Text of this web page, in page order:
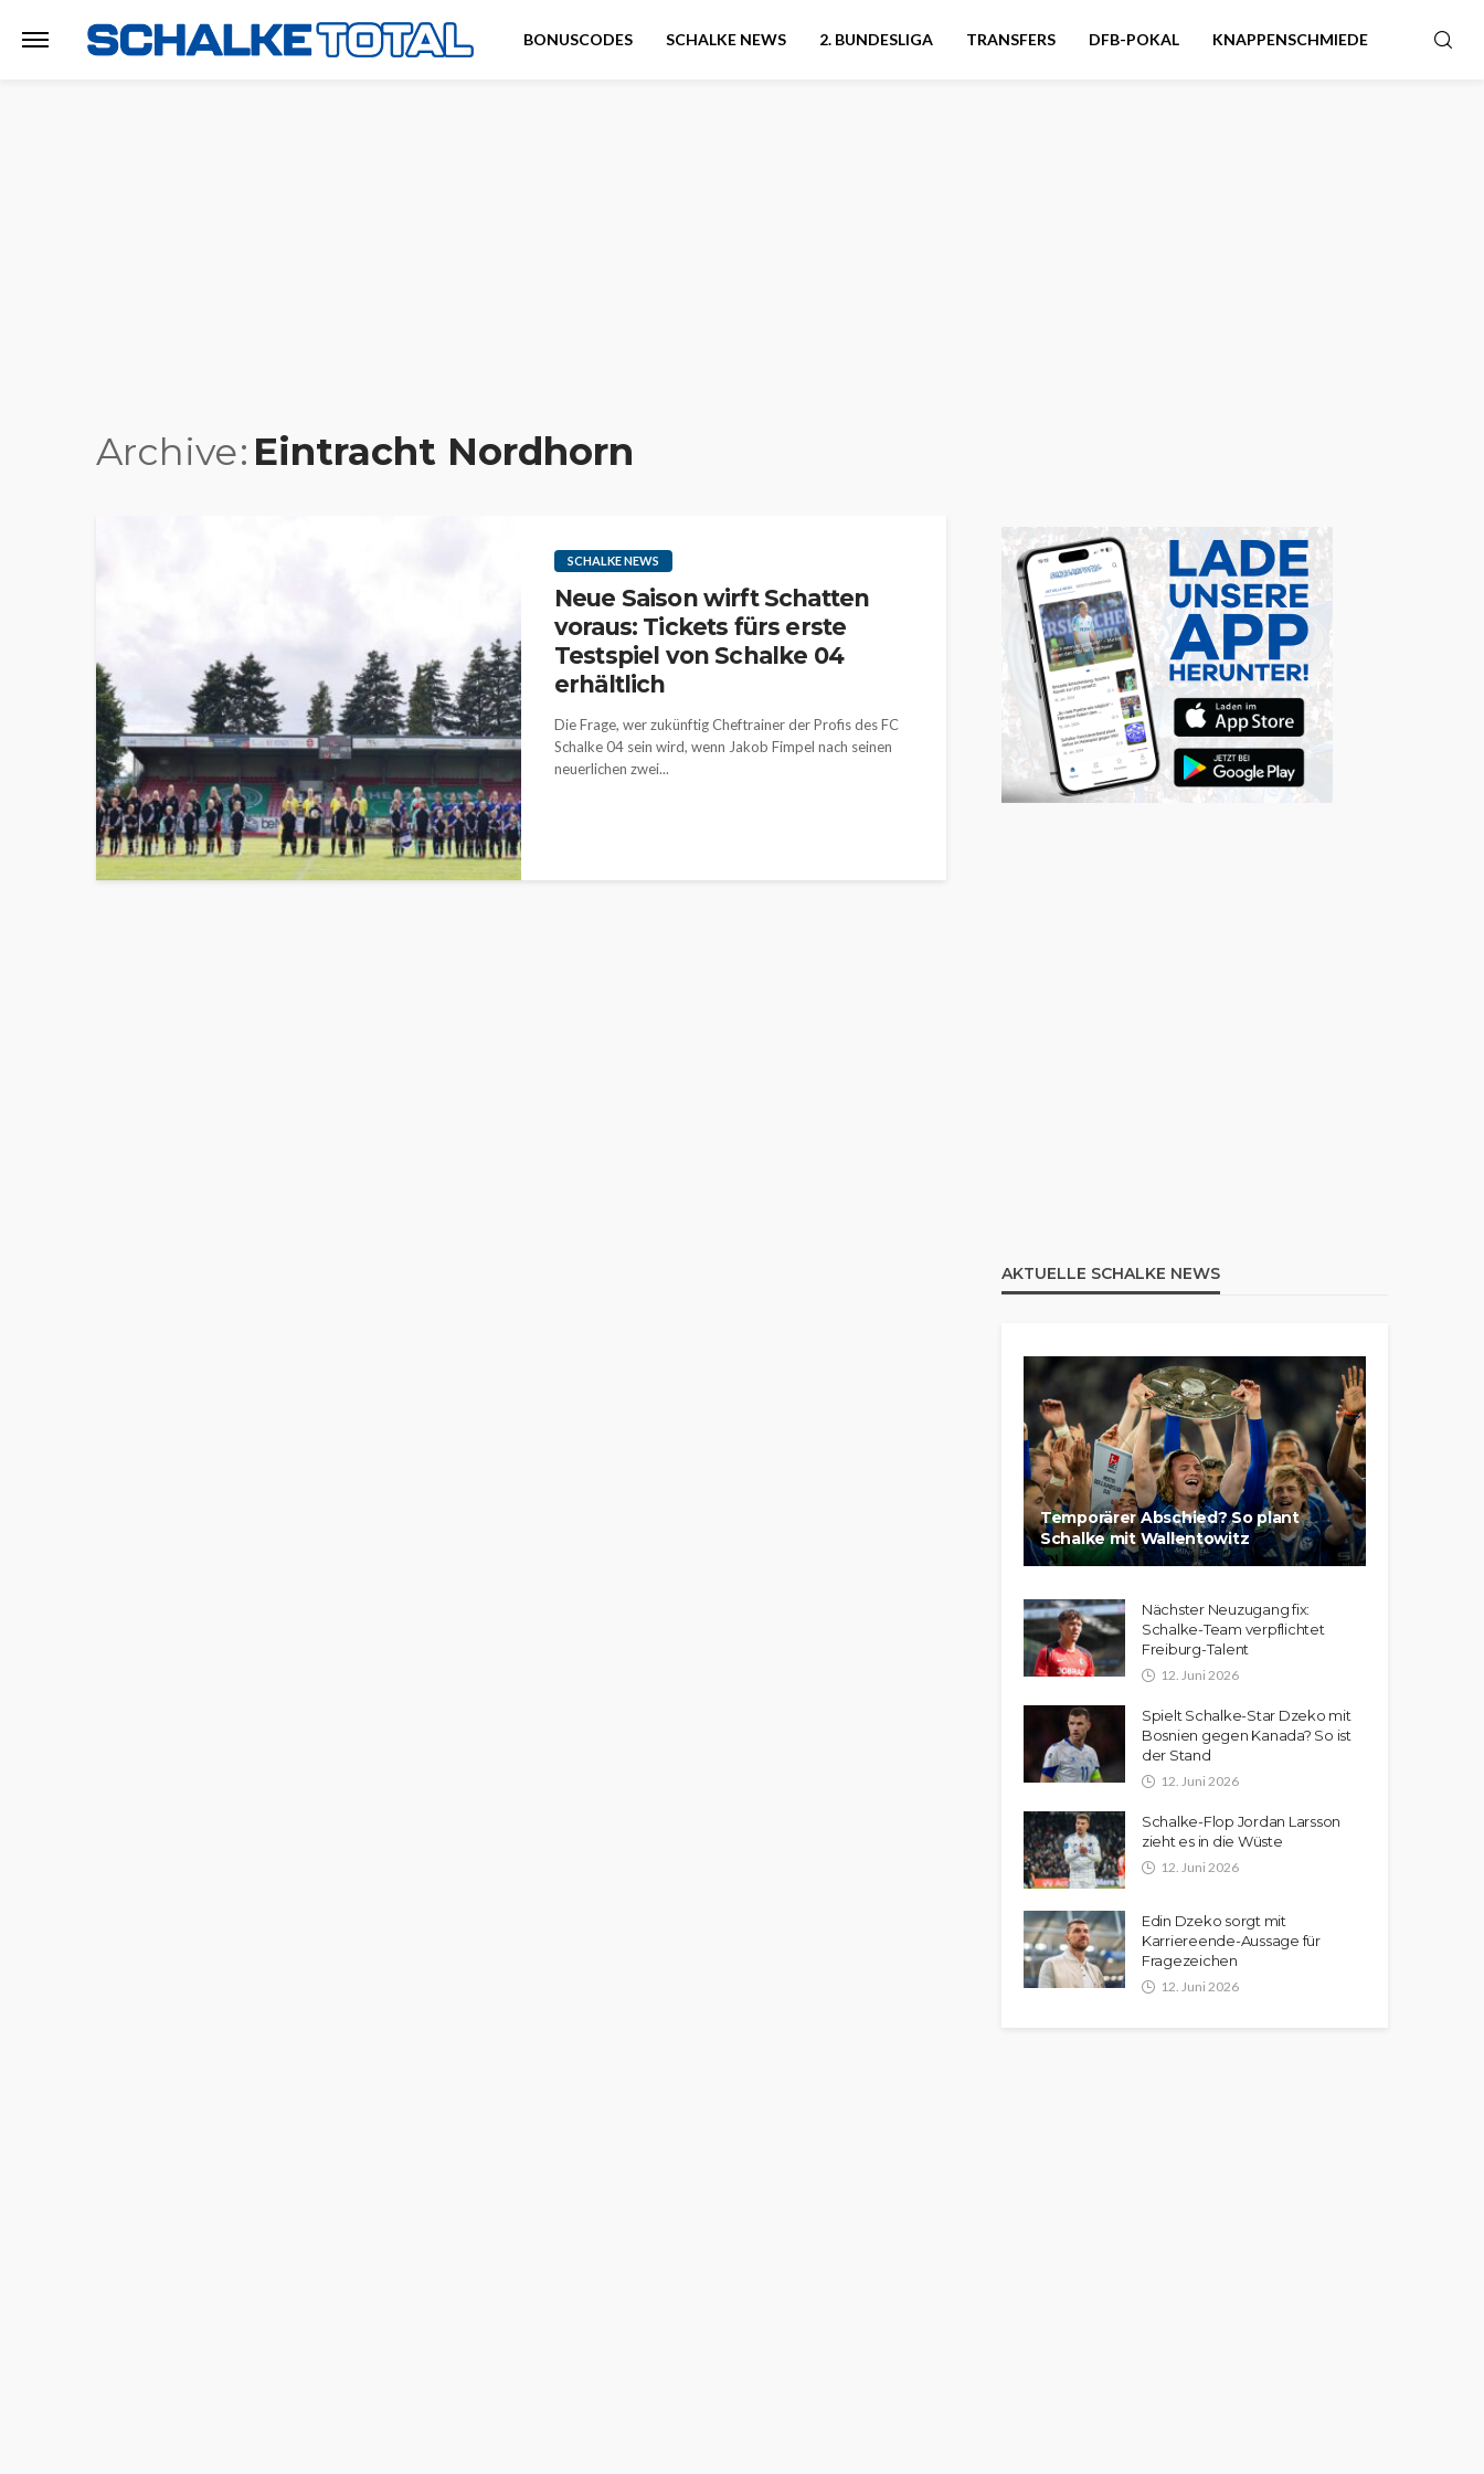
BONUSCODES SCHALKE NEWS 2. BUNDESLIGA TRANSFERS DFB-POKAL KNAPPENSCHMIEDE
Archive Eintracht Nordhorn
SCHALKE NEWS
Neue Saison wirft Schatten
voraus: Tickets fürs erste
Testspiel von Schalke 04
erhältlich
Die Frage, wer zukünftig Cheftrainer der Profis des FC
Schalke 04 sein wird, wenn Jakob Fimpel nach seinen
neuerlichen zwei...
AKTUELLE SCHALKE NEWS
Temporärer Abschied? So plant
Schalke mit Wallentowitz
Nächster Neuzugang fix:
Schalke-Team verpflichtet
Freiburg-Talent
12. Juni 2026
Spielt Schalke-Star Dzeko mit
Bosnien gegen Kanada? So ist
der Stand
12. Juni 2026
Schalke-Flop Jordan Larsson
zieht es in die Wüste
12. Juni 2026
Edin Dzeko sorgt mit
Karriereende-Aussage für
Fragezeichen
12. Juni 2026